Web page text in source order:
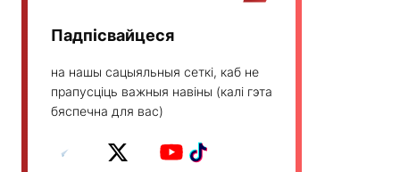
Падпісвайцеся
на нашы сацыяльныя сеткі, каб не
прапусціць важныя навіны (калі гэта
бяспечна для вас)